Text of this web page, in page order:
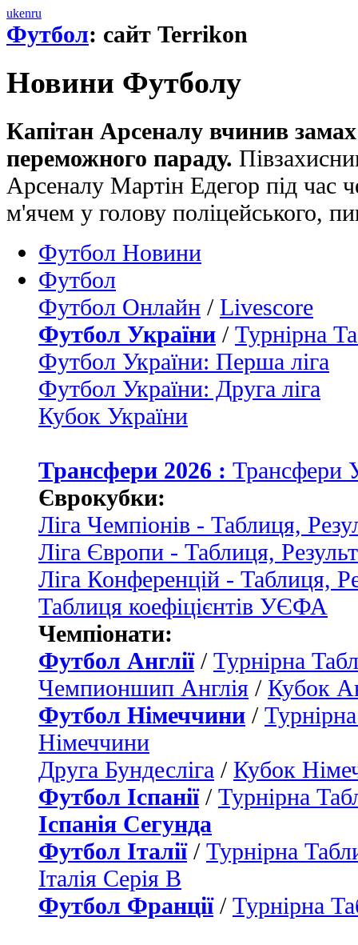
ukenru
Футбол: сайт Terrikon
Новини Футболу
Капітан Арсеналу вчинив замах
переможного параду.
Арсеналу Мартін Едегор під час
м'ячем у голову поліцейського,
Футбол Новини
Футбол
Футбол Онлайн / Livescore
Футбол України / Турнірна
Футбол України: Перша ліга
Футбол України: Друга ліга
Кубок України
Трансфери 2026 : Трансфери
Єврокубки:
Ліга Чемпіонів - Таблиця,
Ліга Європи - Таблиця,
Ліга Конференцій - Таблиця,
Таблиця коефіцієнтів УЄФА
Чемпіонати:
Футбол Англії/ Турнірна
Чемпионшип Англія / Кубок
Футбол Німеччини /
Німеччини
Друга Бундесліга / Кубок
Футбол Іспанії/ Турнірна
Іспанія Сегунда
Футбол Італії/ Турнірна
Італія Серія B
Футбол Франції/ Турнірна